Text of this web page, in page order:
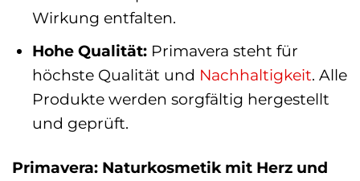
Wirkung entfalten.
Hohe Qualität:Primavera steht für
höchste Qualität und Nachhaltigkeit. Alle
Produkte werden sorgfältig hergestellt
und geprüft.
Primavera: Naturkosmetik mit Herz und